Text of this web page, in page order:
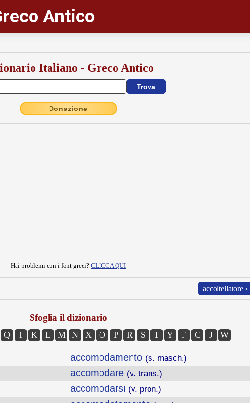
Antico
Italiano - Greco Antico
Donazione
Hai problemi con i font greci? CLICCA QUI
accoltellatore ›
Sfoglia il dizionario
Q I K L M N X O P R S T Y F C J W
accomodamento (s. masch.)
accomodare (v. trans.)
accomodarsi (v. pron.)